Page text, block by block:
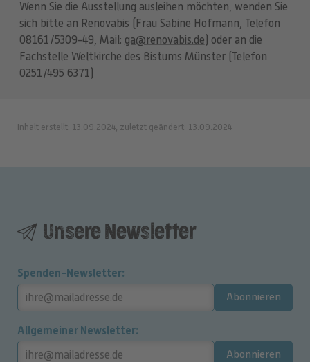
Wenn Sie die Ausstellung ausleihen möchten, wenden Sie
sich bitte an Renovabis (Frau Sabine Hofmann, Telefon
08161/5309-49, Mail: ga@renovabis.de ) oder an die
Fachstelle Weltkirche des Bistums Münster (Telefon
0251/495 6371)
Inhalt erstellt: 13.09.2024, zuletzt geändert: 13.09.2024
Unsere Newsletter
Spenden-Newsletter
Abonnieren
Allgemeiner Newsletter
Abonnieren